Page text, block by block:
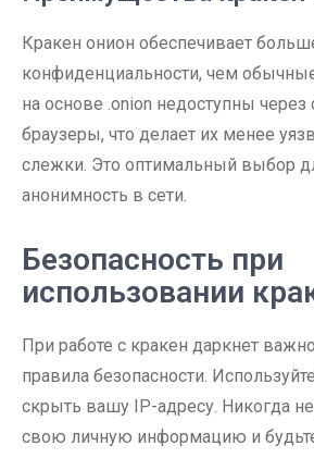
Кракен онион обеспечивает
конфиденциальности, чем
на основе .onion недоступны через
браузеры, что делает их менее
слежки. Это оптимальный выбор
анонимность в сети.
Безопасность при
использовании
При работе с кракен даркнет
правила безопасности.
скрыть вашу IP-адресу. Никогда
свою личную информацию и